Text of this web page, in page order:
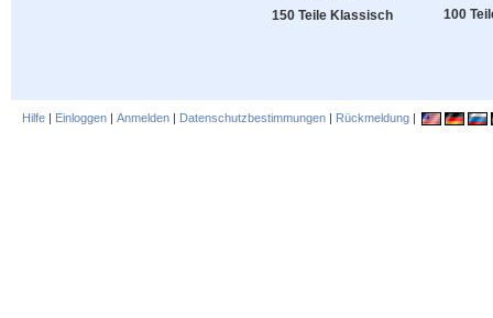
150 Teile Klassisch 100
Hilfe | Einloggen | Anmelden | Datenschutzbestimmungen | Rückmeldung |